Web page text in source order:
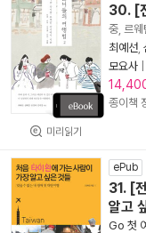
미리읽기
30. [
중, 르웨
최예선
모요사
종이책
ePub
31. [
알고
Go 첫